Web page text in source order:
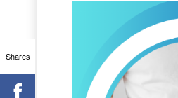
Shares